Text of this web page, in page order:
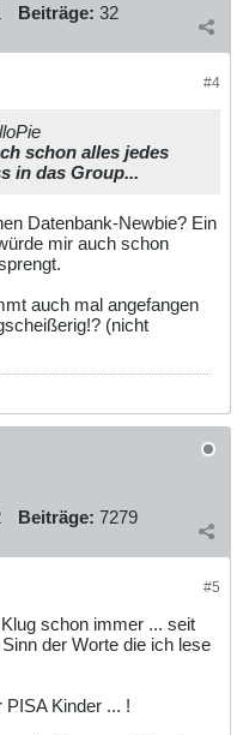
Beiträge: 32
#4
schon alles jedes
in das Group...
Datenbank-Newbie? Ein
mir auch schon
auch mal angefangen
(nicht
Beiträge: 7279
#5
schon immer ... seit
der Worte die ich lese
Kinder ... !